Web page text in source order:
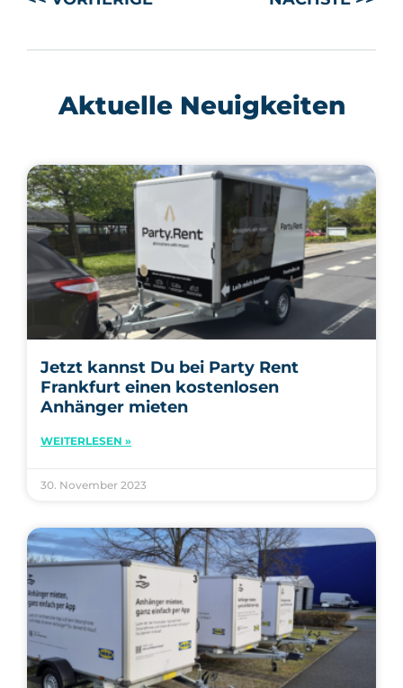
Aktuelle Neuigkeiten
Jetzt kannst Du bei Party Rent
Frankfurt einen kostenlosen
Anhänger mieten
WEITERLESEN »
30. November 2023